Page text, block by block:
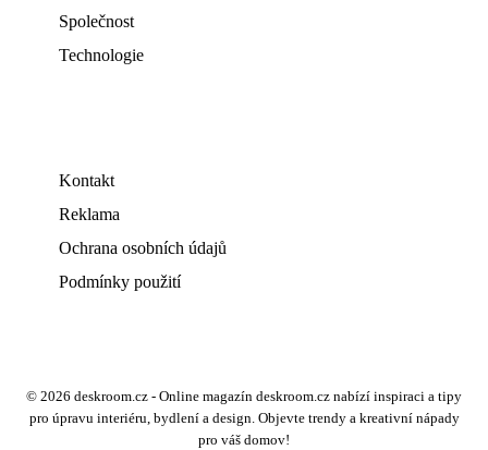
Společnost
Technologie
Kontakt
Reklama
Ochrana osobních údajů
Podmínky použití
© 2026 deskroom.cz - Online magazín deskroom.cz nabízí inspiraci a tipy
pro úpravu interiéru, bydlení a design. Objevte trendy a kreativní nápady
pro váš domov!